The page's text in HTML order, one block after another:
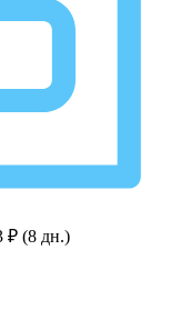
₽ (8 дн.)